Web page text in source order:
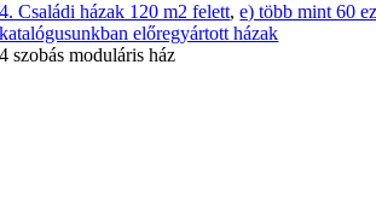
4. Családi házak 120 m2 felett,e) több mint 60
katalógusunkban előregyártott házak
4 szobás moduláris ház